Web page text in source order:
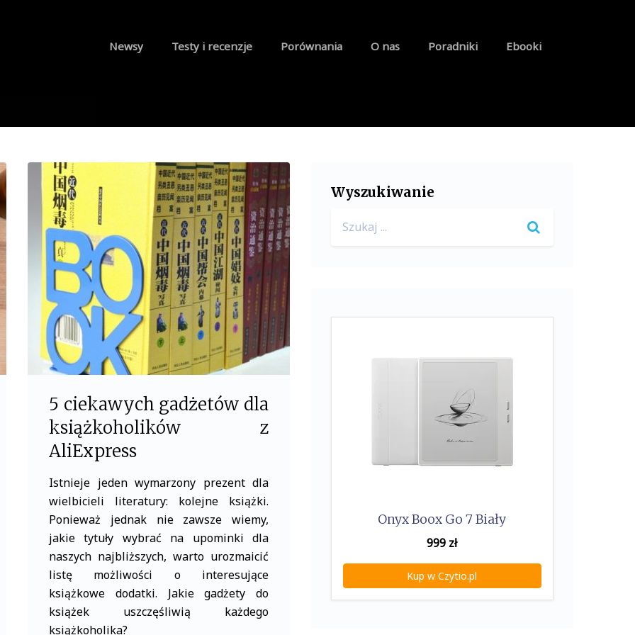
Newsy Testy i recenzje Porównania O nas Poradniki Ebooki
5 ciekawych gadżetów dla
książkoholików z
AliExpress
Istnieje jeden wymarzony prezent dla
wielbicieli literatury: kolejne książki.
Ponieważ jednak nie zawsze wiemy,
jakie tytuły wybrać na upominki dla
naszych najbliższych, warto urozmaicić
listę możliwości o interesujące
książkowe dodatki. Jakie gadżety do
książek uszczęśliwią każdego
książkoholika?
Wyszukiwanie
for:
Onyx Boox Go 7 Biały
999 zł
Kup w Czytio.pl